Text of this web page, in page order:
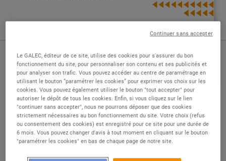
Expérience :Aucune expérience
Études :Non diplômé
DESCRIPTION
Le GALEC, éditeur de ce site, utilise des cookies pour s'assurer du bon
fonctionnement du site, pour personnaliser son contenu et ses publicités et
pour analyser son trafic. Vous pouvez accéder au centre de paramétrage en
utilisant le bouton “paramétrer les cookies” pour exprimer vos choix sur les
cookies. Vous pouvez également utiliser le bouton "tout accepter" pour
autoriser le dépôt de tous les cookies. Enfin, si vous cliquez sur le lien
"continuer sans accepter", nous ne pourrons déposer que des cookies
strictement nécessaires au bon fonctionnement du site. Votre choix (refus
ou consentement des cookies) est enregistré pour ce site pour une durée de
6 mois. Vous pouvez changer d'avis à tout moment en cliquant sur le bouton
"paramétrer les cookies" en bas de chaque page de notre site.
Continuer sans accepter